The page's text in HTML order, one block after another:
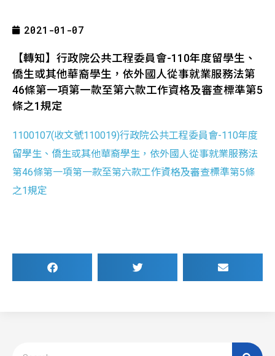
2021-01-07
【轉知】行政院公共工程委員會-110年度留學生、
僑生或其他華裔學生，依外國人從事就業服務法第
46條第一項第一款至第六款工作資格及審查標準第5
條之1規定
1100107(收文號110019)行政院公共工程委員會-110年度
留學生、僑生或其他華裔學生，依外國人從事就業服務法
第46條第一項第一款至第六款工作資格及審查標準第5條
之1規定